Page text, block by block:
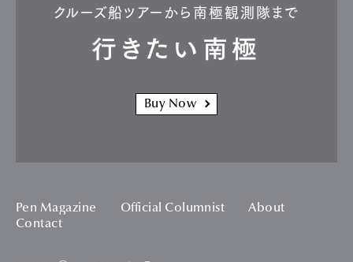
クルーズ船ツアーから南極観測隊まで
行きたい南極
Buy Now
Pen Magazine Official Columnist
About
Contact